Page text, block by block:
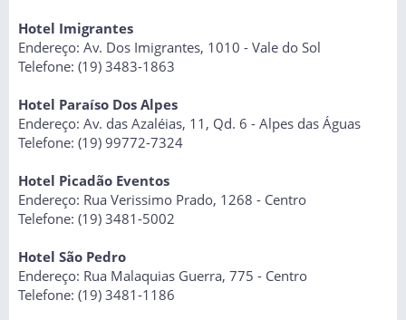
Hotel Imigrantes
Endereço: Av. Dos Imigrantes, 1010 - Vale do Sol
Telefone: (19) 3483-1863
Hotel Paraíso Dos Alpes
Endereço: Av. das Azaléias, 11, Qd. 6 - Alpes das Águas
Telefone: (19) 99772-7324
Hotel Picadão Eventos
Endereço: Rua Verissimo Prado, 1268 - Centro
Telefone: (19) 3481-5002
Hotel São Pedro
Endereço: Rua Malaquias Guerra, 775 - Centro
Telefone: (19) 3481-1186